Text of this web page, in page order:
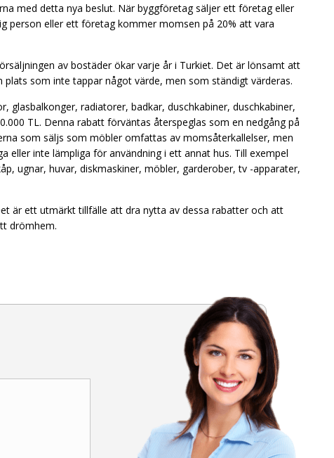
med detta nya beslut. När byggföretag säljer ett företag eller
person eller ett företag kommer momsen på 20% att vara
av bostäder ökar varje år i Turkiet. Det är lönsamt att
plats som inte tappar något värde, men som ständigt värderas.
radiatorer, badkar, duschkabiner, duschkabiner,
TL. Denna rabatt förväntas återspeglas som en nedgång på
som säljs som möbler omfattas av momsåterkallelser, men
eller inte lämpliga för användning i ett annat hus. Till exempel
ugnar, huvar, diskmaskiner, möbler, garderober, tv -apparater,
är ett utmärkt tillfälle att dra nytta av dessa rabatter och att
drömhem.